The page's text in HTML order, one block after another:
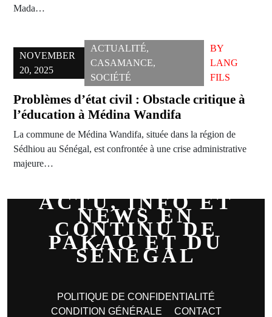
Mada…
NOVEMBER
20, 2025
ACTUALITÉ,
CASAMANCE,
SOCIÉTÉ
BY
LANG
FILS
Problèmes d’état civil : Obstacle critique à
l’éducation à Médina Wandifa
La commune de Médina Wandifa, située dans la région de
Sédhiou au Sénégal, est confrontée à une crise administrative
majeure…
ACTU, INFO ET
NEWS EN
CONTINU DE
PAKAO ET DU
SÉNÉGAL
POLITIQUE DE CONFIDENTIALITÉ
CONDITION GÉNÉRALE
CONTACT